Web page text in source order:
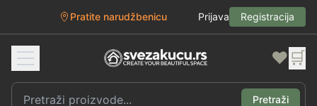
Pratite narudžbenicu Prijava Registracija
❤️ 🛒
Pretraži